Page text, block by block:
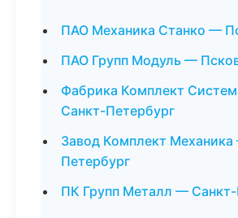
ПАО Механика Станко —
ПАО Групп Модуль —
Фабрика Комплект
Санкт-Петербург
Завод Комплект
Петербург
ПК Групп Металл — Санкт-